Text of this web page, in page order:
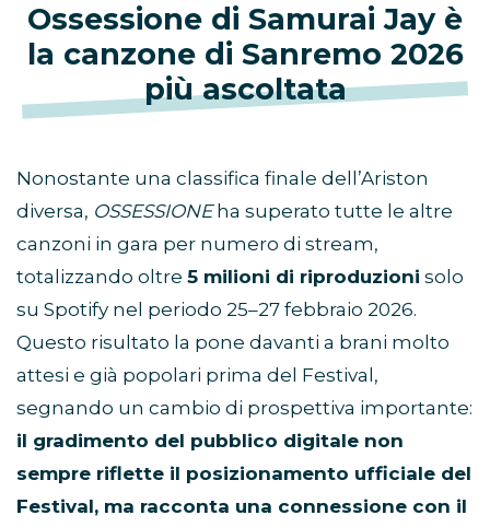
Ossessione di Samurai Jay è
la canzone di Sanremo 2026
più ascoltata
Nonostante una classifica finale dell’Ariston
diversa, OSSESSIONEha superato tutte le altre
canzoni in gara per numero di stream,
totalizzando oltre 5 milioni di riproduzioni solo
su Spotify nel periodo 25–27 febbraio 2026.
Questo risultato la pone davanti a brani molto
attesi e già popolari prima del Festival,
segnando un cambio di prospettiva importante:
il gradimento del pubblico digitale non
sempre riflette il posizionamento ufficiale del
Festival, ma racconta una connessione con il